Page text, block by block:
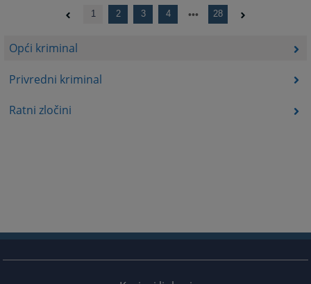
Opći kriminal
Privredni kriminal
Ratni zločini
1 2 3 4 28